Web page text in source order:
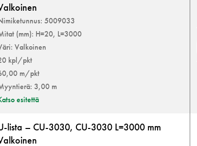
5009033
(mm): H=20, L=3000
Valkoinen
kpl/pkt
m/pkt
3,00 m
esitettä
lista – CU-3030, CU-3030 L=3000 mm